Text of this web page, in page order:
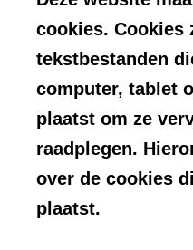
cookies. Cookies
tekstbestanden
computer, tablet
plaatst om ze
raadplegen.
over de cookies
plaatst.